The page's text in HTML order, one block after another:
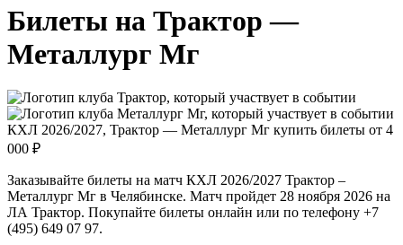
Билеты на Трактор —
Металлург Мг
КХЛ 2026/2027, Трактор — Металлург Мг купить билеты от 4
000 ₽
Заказывайте билеты на матч КХЛ 2026/2027 Трактор –
Металлург Мг в Челябинске. Матч пройдет 28 ноября 2026 на
ЛА Трактор. Покупайте билеты онлайн или по телефону +7
(495) 649 07 97.